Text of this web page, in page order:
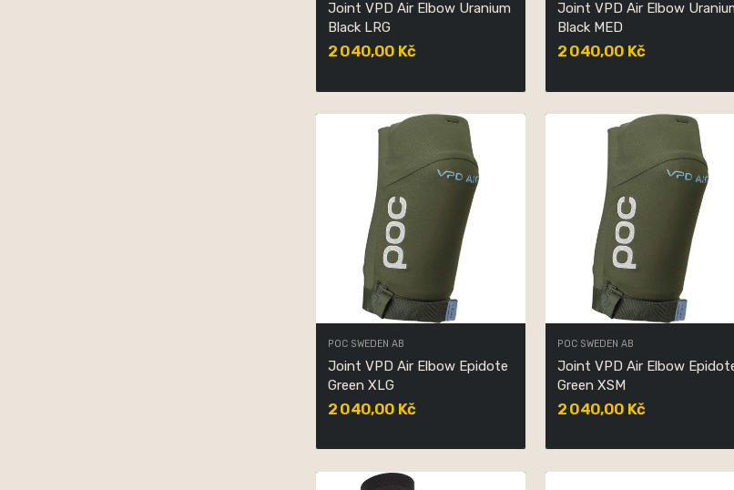
Joint VPD Air Elbow Uranium
Black LRG
2 040,00 Kč
Joint VPD Air Elbow
Black MED
2 040,00 Kč
POC SWEDEN AB
Joint VPD Air Elbow Epidote
Green XLG
2 040,00 Kč
POC SWEDEN AB
Joint VPD Air Elbow
Green XSM
2 040,00 Kč